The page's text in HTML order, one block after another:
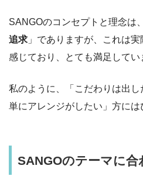
SANGOのコンセプトと理念は
追求 」でありますが、これは
感じており、とても満足してい
私のように、「こだわりは出
単にアレンジがしたい」方には
SANGOのテーマに合